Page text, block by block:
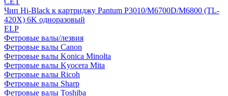
Чип Hi-Black к картриджу Pantum P3010/M6700D/M6800 (TL-
420X) 6K одноразовый
ELP
Фетровые валы/лезвия
Фетровые валы Canon
Фетровые валы Konica Minolta
Фетровые валы Kyocera Mita
Фетровые валы Ricoh
Фетровые валы Sharp
Фетровые валы Toshiba